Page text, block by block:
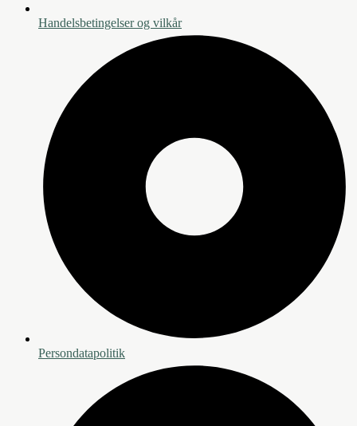
Handelsbetingelser og vilkår
Persondatapolitik